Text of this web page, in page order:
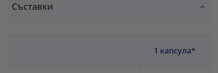
Съставки
1 капсула*